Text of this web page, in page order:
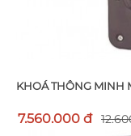
KHOÁ THÔNG MINH
7.560.000 đ